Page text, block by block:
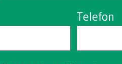
Telefon